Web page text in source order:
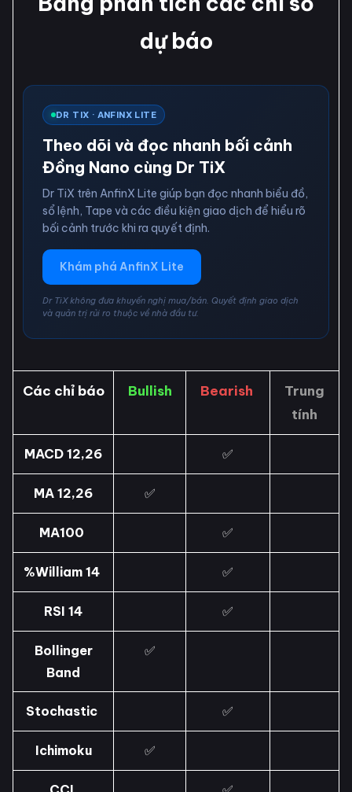
dự báo
DR TIX · ANFINX LITE
Theo dõi và đọc nhanh bối cảnh
Đồng Nano cùng Dr TiX
Dr TiX trên AnfinX Lite giúp bạn đọc nhanh biểu đồ,
sổ lệnh, Tape và các điều kiện giao dịch để hiểu rõ
bối cảnh trước khi ra quyết định.
Khám phá AnfinX Lite
Dr TiX không đưa khuyến nghị mua/bán. Quyết định giao dịch
và quản trị rủi ro thuộc về nhà đầu tư.
Các chỉ báo Bullish Bearish
Trung
tính
MACD 12,26 ✅
MA 12,26 ✅
MA100 ✅
%William 14 ✅
RSI 14 ✅
Bollinger
Band
✅
Stochastic ✅
Ichimoku ✅